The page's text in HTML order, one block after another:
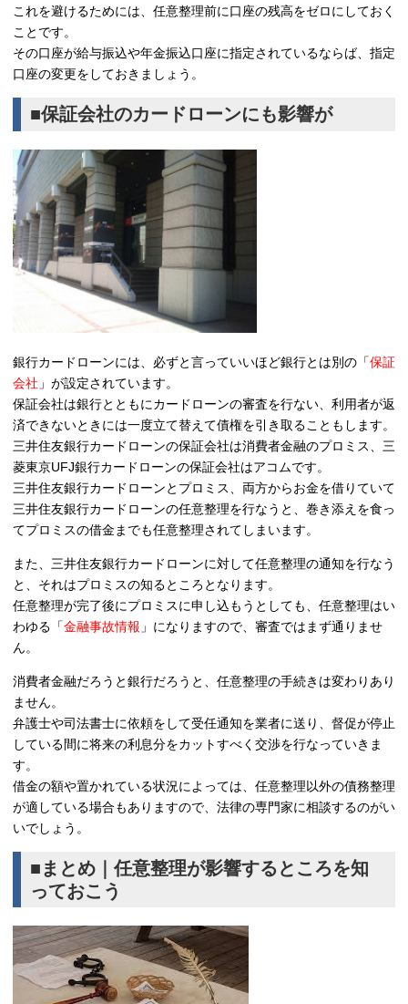
これを避けるためには、任意整理前に口座の残高をゼロにしておく
ことです。
その口座が給与振込や年金振込口座に指定されているならば、指定
口座の変更をしておきましょう。
■保証会社のカードローンにも影響が
銀行カードローンには、必ずと言っていいほど銀行とは別の「保証
会社 」が設定されています。
保証会社は銀行とともにカードローンの審査を行ない、利用者が返
済できないときには一度立て替えて債権を引き取ることもします。
三井住友銀行カードローンの保証会社は消費者金融のプロミス、三
菱東京UFJ銀行カードローンの保証会社はアコムです。
三井住友銀行カードローンとプロミス、両方からお金を借りていて
三井住友銀行カードローンの任意整理を行なうと、巻き添えを食っ
てプロミスの借金までも任意整理されてしまいます。
また、三井住友銀行カードローンに対して任意整理の通知を行なう
と、それはプロミスの知るところとなります。
任意整理が完了後にプロミスに申し込もうとしても、任意整理はい
わゆる「金融事故情報 」になりますので、審査ではまず通りませ
ん。
消費者金融だろうと銀行だろうと、任意整理の手続きは変わりあり
ません。
弁護士や司法書士に依頼をして受任通知を業者に送り、督促が停止
している間に将来の利息分をカットすべく交渉を行なっていきま
す。
借金の額や置かれている状況によっては、任意整理以外の債務整理
が適している場合もありますので、法律の専門家に相談するのがい
いでしょう。
■まとめ｜任意整理が影響するところを知
っておこう